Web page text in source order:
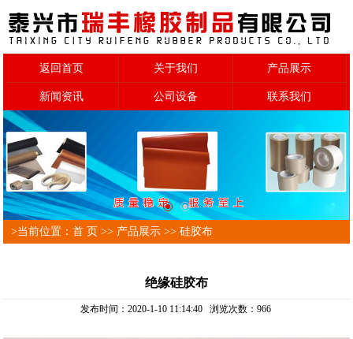
返回首页 关于我们 产品展示
新闻资讯 公司设备 联系我们
>当前位置：首 页 >> 产品展示 >>硅胶布
绝缘硅胶布
发布时间：2020-1-10 11:14:40 浏览次数： 966